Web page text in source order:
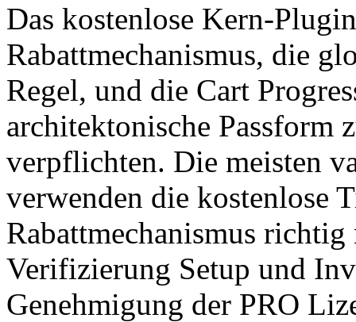
Das kostenlose Kern-
Rabattmechanismus, die
Regel, und die Cart
architektonische Passform
verpflichten. Die meisten
verwenden die kostenlose
Rabattmechanismus
Verifizierung Setup und
Genehmigung der PRO